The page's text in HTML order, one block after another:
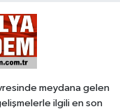
meydana gelen
ilgili en son